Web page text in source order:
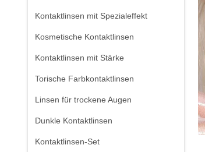
Kontaktlinsen mit Spezialeffekt
Kosmetische Kontaktlinsen
Kontaktlinsen mit Stärke
Torische Farbkontaktlinsen
Linsen für trockene Augen
Dunkle Kontaktlinsen
Kontaktlinsen-Set